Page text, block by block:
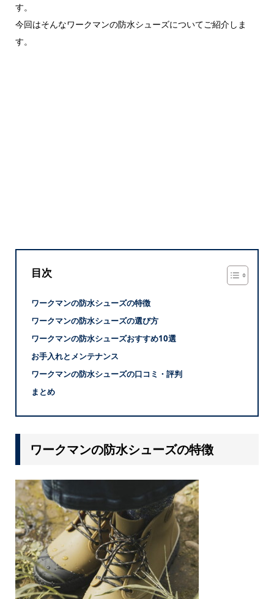
す。
今回はそんなワークマンの防水シューズについてご紹介しま
す。
目次
ワークマンの防水シューズの特徴
ワークマンの防水シューズの選び方
ワークマンの防水シューズおすすめ10選
お手入れとメンテナンス
ワークマンの防水シューズの口コミ・評判
まとめ
ワークマンの防水シューズの特徴